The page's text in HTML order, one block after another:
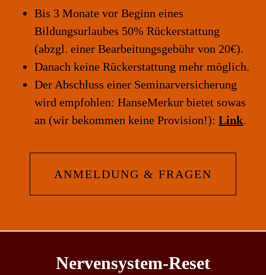
Bis 3 Monate vor Beginn eines
Bildungsurlaubes 50% Rückerstattung
(abzgl. einer Bearbeitungsgebühr von 20€).
Danach keine Rückerstattung mehr möglich.
Der Abschluss einer Seminarversicherung
wird empfohlen: HanseMerkur bietet sowas
an (wir bekommen keine Provision!):Link.
ANMELDUNG & FRAGEN
Nervensystem-Reset